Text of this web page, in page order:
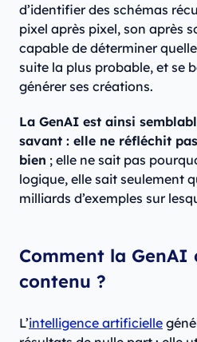
d’identifier des schémas
pixel après pixel, son après
capable de déterminer
suite la plus probable, et se
générer ses créations.
La GenAI est ainsi
savant : elle ne réfléchit
bien ; elle ne sait pas
logique, elle sait seulement
milliards d’exemples sur
Comment la GenAI
contenu ?
L’intelligence artificielle